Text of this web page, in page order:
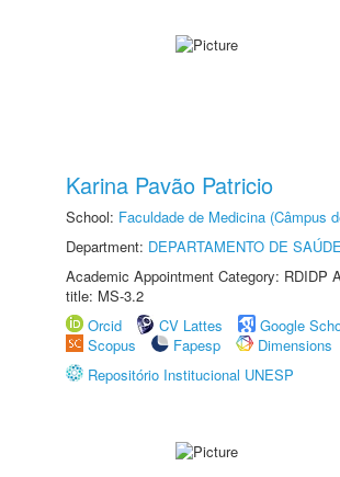
Karina Pavão Patricio
School: Faculdade de Medicina (Câmpus
Department: DEPARTAMENTO DE
Academic Appointment Category: RDIDP
title: MS-3.2
Orcid
CV Lattes
Google
Scopus
Fapesp
Dimensions
Repositório Institucional UNESP